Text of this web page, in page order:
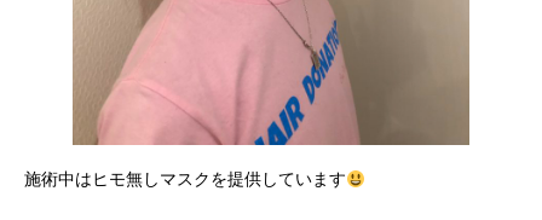
施術中はヒモ無しマスクを提供しています